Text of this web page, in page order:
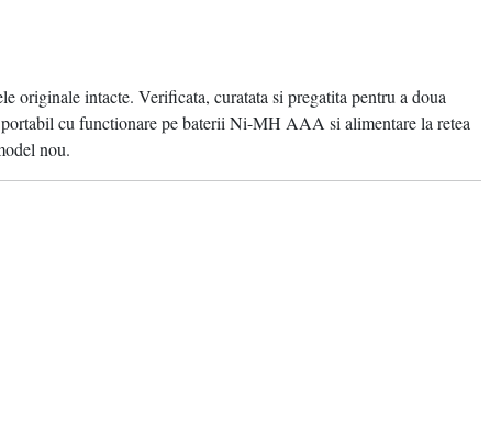
originale intacte. Verificata, curatata si pregatita pentru a doua
cu functionare pe baterii Ni-MH AAA si alimentare la retea
nou.